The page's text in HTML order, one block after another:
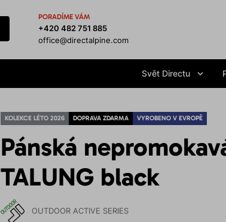
PORADÍME VÁM
+420 482 751 885
office@directalpine.com
Svět Directu
KOLEKCE LÉTO 2026 DOPRAVA ZDARMA VYROBENO V EVROPĚ
Pánská
TALUNG black
OUTDOOR ACTIVE SERIES